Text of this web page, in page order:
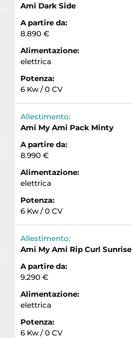
Ami Dark Side
A partire da:
8.890 €
Alimentazione:
elettrica
Potenza:
6 Kw / 0 CV
Allestimento:
Ami My Ami Pack Minty
A partire da:
8.990 €
Alimentazione:
elettrica
Potenza:
6 Kw / 0 CV
Allestimento:
Ami My Ami Rip Curl Sunrise
A partire da:
9.290 €
Alimentazione:
elettrica
Potenza:
6 Kw / 0 CV